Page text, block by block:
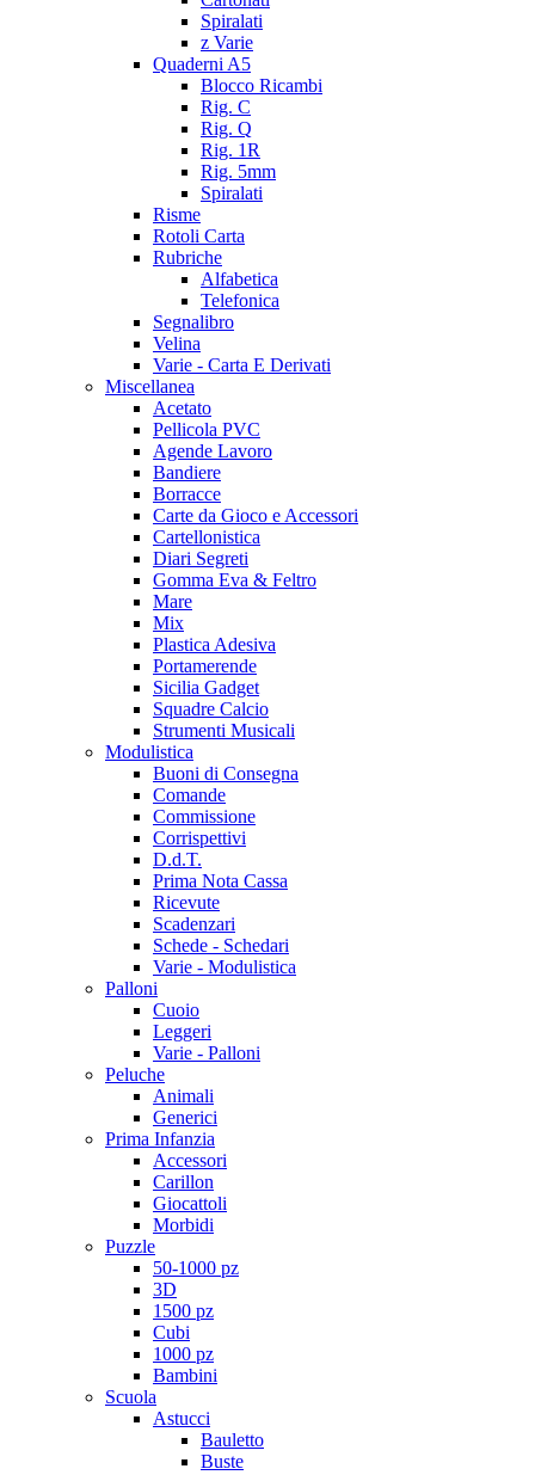
Spiralati
z Varie
Quaderni A5
Blocco Ricambi
Rig. C
Rig. Q
Rig. 1R
Rig. 5mm
Spiralati
Risme
Rotoli Carta
Rubriche
Alfabetica
Telefonica
Segnalibro
Velina
Varie - Carta E Derivati
Miscellanea
Acetato
Pellicola PVC
Agende Lavoro
Bandiere
Borracce
Carte da Gioco e Accessori
Cartellonistica
Diari Segreti
Gomma Eva & Feltro
Mare
Mix
Plastica Adesiva
Portamerende
Sicilia Gadget
Squadre Calcio
Strumenti Musicali
Modulistica
Buoni di Consegna
Comande
Commissione
Corrispettivi
D.d.T.
Prima Nota Cassa
Ricevute
Scadenzari
Schede - Schedari
Varie - Modulistica
Palloni
Cuoio
Leggeri
Varie - Palloni
Peluche
Animali
Generici
Prima Infanzia
Accessori
Carillon
Giocattoli
Morbidi
Puzzle
50-1000 pz
3D
1500 pz
Cubi
1000 pz
Bambini
Scuola
Astucci
Bauletto
Buste